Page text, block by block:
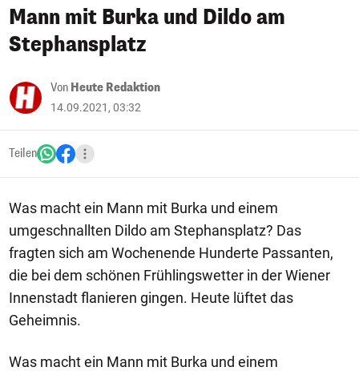
Mann mit Burka und Dildo am
Stephansplatz
Von Heute Redaktion
14.09.2021, 03:32
Teilen
Was macht ein Mann mit Burka und einem
umgeschnallten Dildo am Stephansplatz? Das
fragten sich am Wochenende Hunderte Passanten,
die bei dem schönen Frühlingswetter in der Wiener
Innenstadt flanieren gingen. Heute lüftet das
Geheimnis.
Was macht ein Mann mit Burka und einem